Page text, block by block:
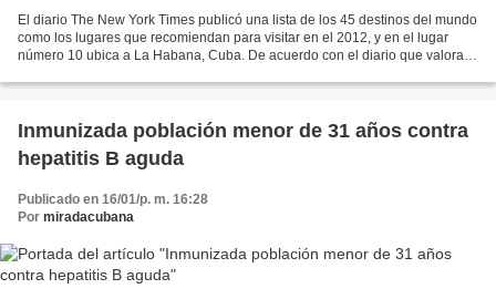
El diario The New York Times publicó una lista de los 45 destinos del mundo
como los lugares que recomiendan para visitar en el 2012, y en el lugar
número 10 ubica a La Habana, Cuba. De acuerdo con el diario que valora
Inmunizada población menor de 31 años contra
hepatitis B aguda
Publicado en 16/01/p. m. 16:28
Por miradacubana